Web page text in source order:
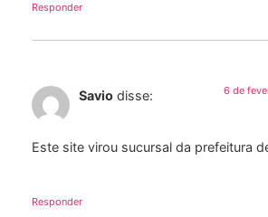
Responder
Savio disse: 6 de
Este site virou sucursal da prefeitura
Responder